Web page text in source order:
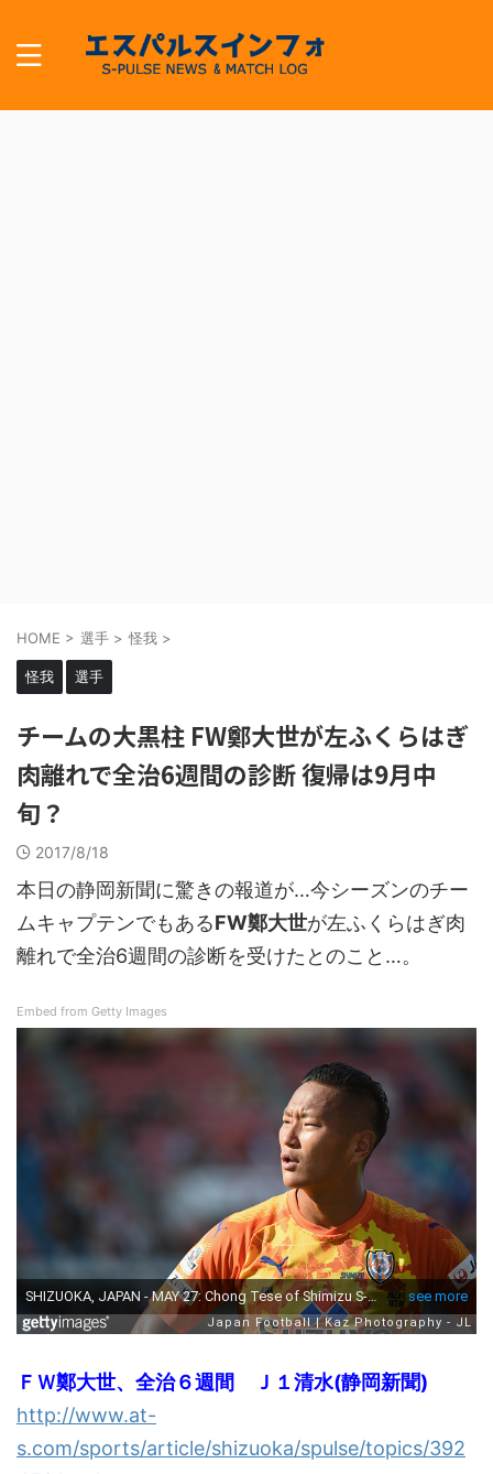
HOME > 選手 > 怪我 >
怪我 選手
チームの大黒柱 FW鄭大世が左ふくらはぎ
肉離れで全治6週間の診断 復帰は9月中
旬？
2017/8/18
本日の静岡新聞に驚きの報道が…今シーズンのチー
ムキャプテンでもあるFW鄭大世が左ふくらはぎ肉
離れで全治6週間の診断を受けたとのこと…。
Embed from Getty Images
ＦＷ鄭大世、全治６週間 Ｊ１清水(静岡新聞)
http://www.at-
s.com/sports/article/shizuoka/spulse/topics/392